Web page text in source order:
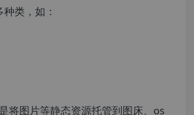
类，如：
将图片等静态资源托管到图床、os